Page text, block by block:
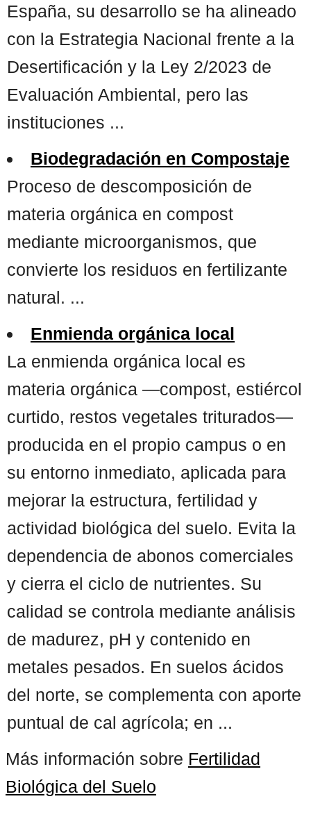
España, su desarrollo se ha alineado
con la Estrategia Nacional frente a la
Desertificación y la Ley 2/2023 de
Evaluación Ambiental, pero las
instituciones ...
Biodegradación en Compostaje
Proceso de descomposición de
materia orgánica en compost
mediante microorganismos, que
convierte los residuos en fertilizante
natural. ...
Enmienda orgánica local
La enmienda orgánica local es
materia orgánica —compost, estiércol
curtido, restos vegetales triturados—
producida en el propio campus o en
su entorno inmediato, aplicada para
mejorar la estructura, fertilidad y
actividad biológica del suelo. Evita la
dependencia de abonos comerciales
y cierra el ciclo de nutrientes. Su
calidad se controla mediante análisis
de madurez, pH y contenido en
metales pesados. En suelos ácidos
del norte, se complementa con aporte
puntual de cal agrícola; en ...
Más información sobre Fertilidad
Biológica del Suelo